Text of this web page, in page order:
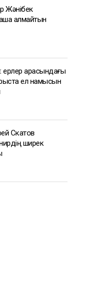
Жәнібек
алмайтын
арасындағы
ел намысын
Скатов
ширек